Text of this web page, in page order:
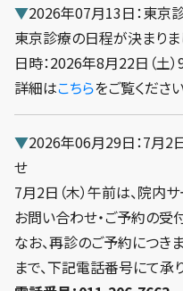
▼2026年07月13日：東京
東京診療の日程が決まりま
日時：2026年8月22日（土）
詳細はこちらをご覧くださ
▼2026年06月29日：7月2
せ
7月2日（木）午前は、院内
お問い合わせ・ご予約の受
なお、再診のご予約につき
まで、下記電話番号にて承